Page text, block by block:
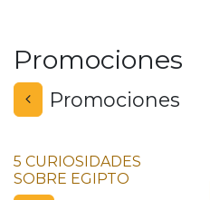
Promociones
Promociones
5 CURIOSIDADES
SOBRE EGIPTO